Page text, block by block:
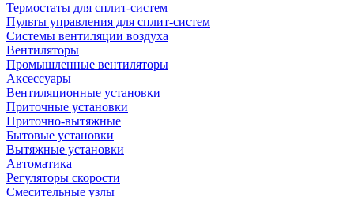
Термостаты для сплит-систем
Пульты управления для сплит-систем
Системы вентиляции воздуха
Вентиляторы
Промышленные вентиляторы
Аксессуары
Вентиляционные установки
Приточные установки
Приточно-вытяжные
Бытовые установки
Вытяжные установки
Автоматика
Регуляторы скорости
Смесительные узлы